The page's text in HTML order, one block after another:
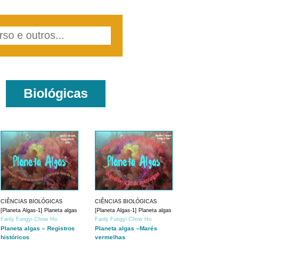
Biológicas
CIÊNCIAS BIOLÓGICAS
[Planeta Algas-1] Planeta algas
Fanly Fungyi Chow Ho
Planeta algas – Registros
históricos
CIÊNCIAS BIOLÓGICAS
[Planeta Algas-1] Planeta algas
Fanly Fungyi Chow Ho
Planeta algas –Marés
vermelhas